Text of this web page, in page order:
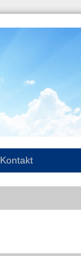
Kontakt